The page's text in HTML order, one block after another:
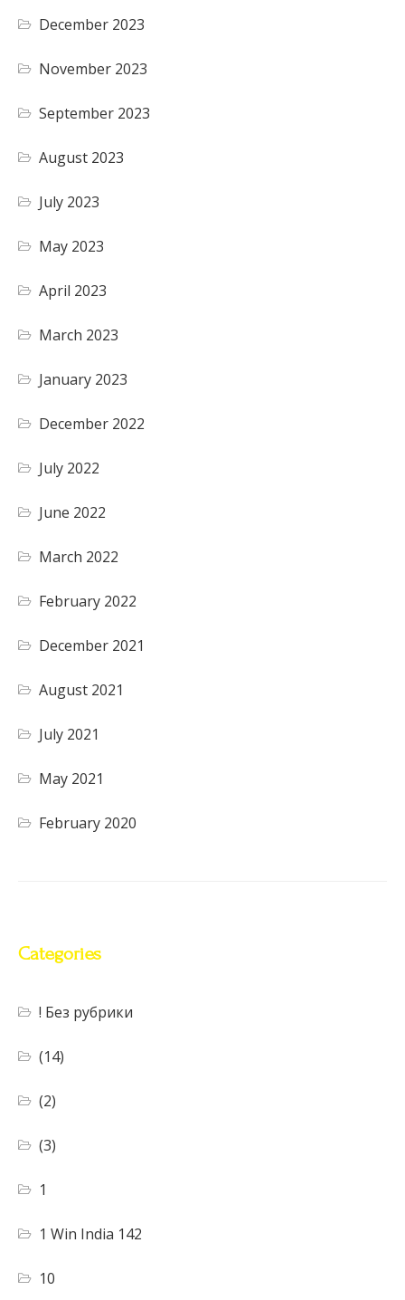
December 2023
November 2023
September 2023
August 2023
July 2023
May 2023
April 2023
March 2023
January 2023
December 2022
July 2022
June 2022
March 2022
February 2022
December 2021
August 2021
July 2021
May 2021
February 2020
Categories
! Без рубрики
(14)
(2)
(3)
1
1 Win India 142
10